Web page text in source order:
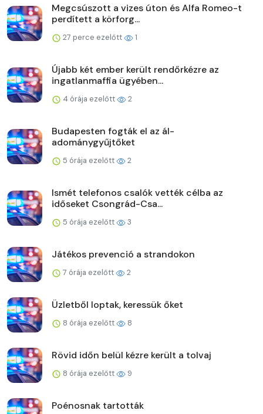
Megcsúszott a vizes úton és Alfa Romeo-t
perdített a körforg...
27 perce ezelőtt 1
Újabb két ember került rendőrkézre az
ingatlanmaffia ügyében...
4 órája ezelőtt 2
Budapesten fogták el az ál-
adománygyűjtőket
5 órája ezelőtt 2
Ismét telefonos csalók vették célba az
időseket Csongrád-Csa...
5 órája ezelőtt 3
Játékos prevenció a strandokon
7 órája ezelőtt 2
Üzletből loptak, keressük őket
8 órája ezelőtt 8
Rövid időn belül kézre került a tolvaj
8 órája ezelőtt 9
Poénosnak tartották